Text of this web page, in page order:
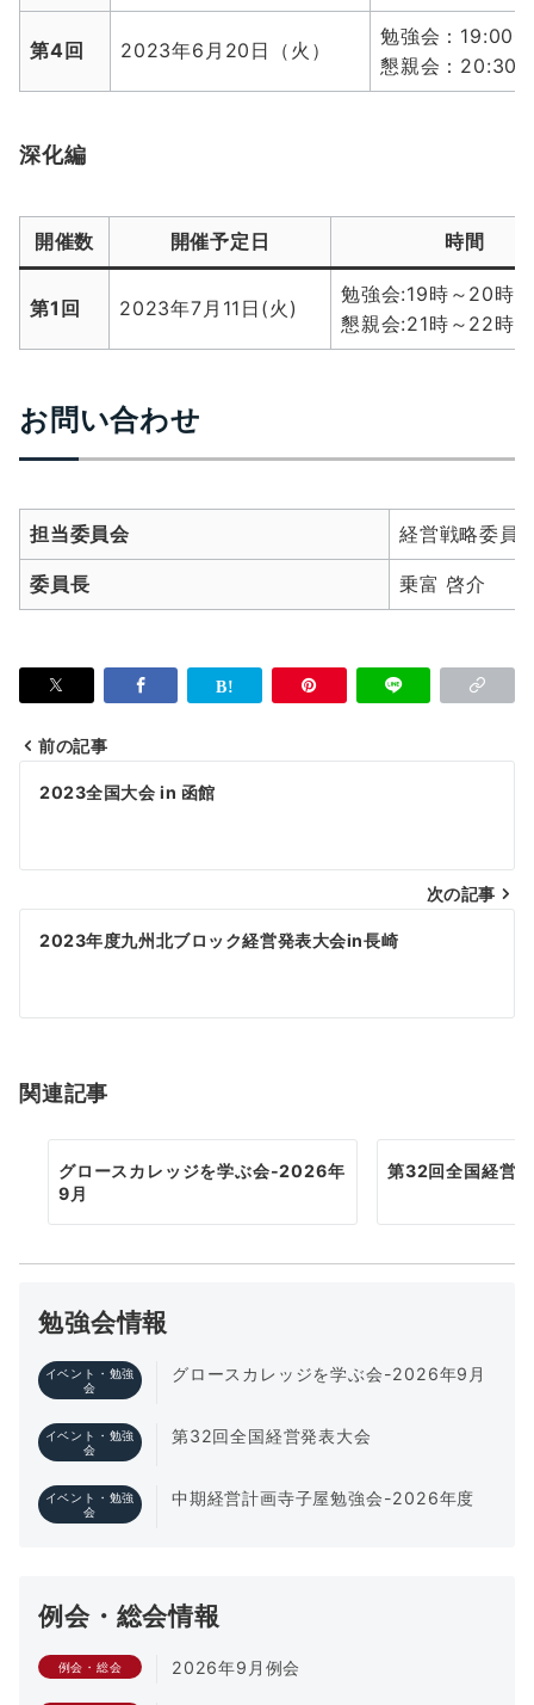
第4回 2023年6月20日（火）
勉強会：19:00
懇親会：20:30
深化編
開催数 開催予定日 時間
第1回 2023年7月11日(火)
勉強会:19時～20時
懇親会:21時～22時
お問い合わせ
担当委員会 経営戦略委員
委員長 乗富 啓介
投
ビ
ゲ
シ
ン
前の記事
2023全国大会 in 函館
次の記事
2023年度九州北ブロック経営発表大会in長崎
関連記事
グロースカレッジを学ぶ会-2026年
9月
第32回全国経営
勉強会情報
イベント・勉強
会
グロースカレッジを学ぶ会-2026年9月
イベント・勉強
会
第32回全国経営発表大会
イベント・勉強
会
中期経営計画寺子屋勉強会-2026年度
例会・総会情報
例会・総会 2026年9月例会